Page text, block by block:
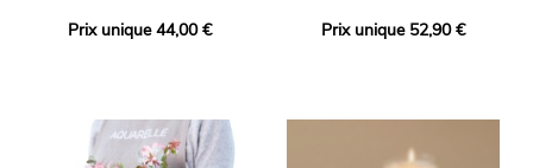
Prix unique 44,00 € Prix unique 52,90 €